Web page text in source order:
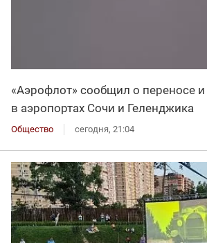
«Аэрофлот» сообщил о переносе
в аэропортах Сочи и Геленджика
Общество сегодня, 21:04